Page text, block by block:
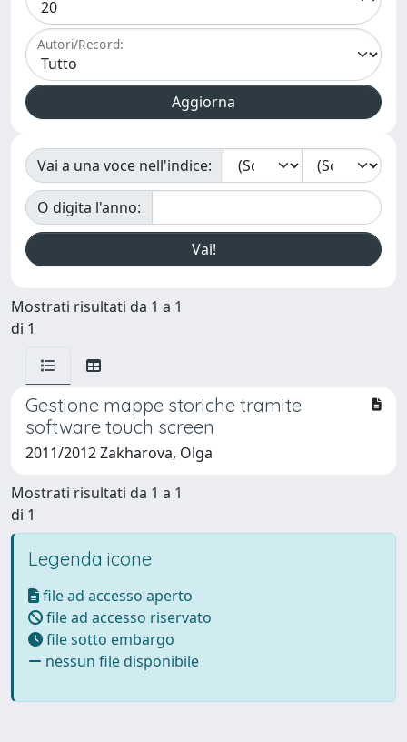
Autori/Record:
Vai a una voce nell'indice:
O digita l'anno:
Mostrati risultati da 1 a 1
di 1
Gestione mappe storiche tramite
software touch screen
2011/2012 Zakharova, Olga
Mostrati risultati da 1 a 1
di 1
Legenda icone
file ad accesso aperto
file ad accesso riservato
file sotto embargo
nessun file disponibile